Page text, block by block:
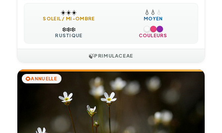
☀️☀️☀️
SOLEIL / MI-OMBRE
💧 💧 💧
MOYEN
❄️❄️❄️
RUSTIQUE COULEURS
🍃PRIMULACEAE
🌻ANNUELLE